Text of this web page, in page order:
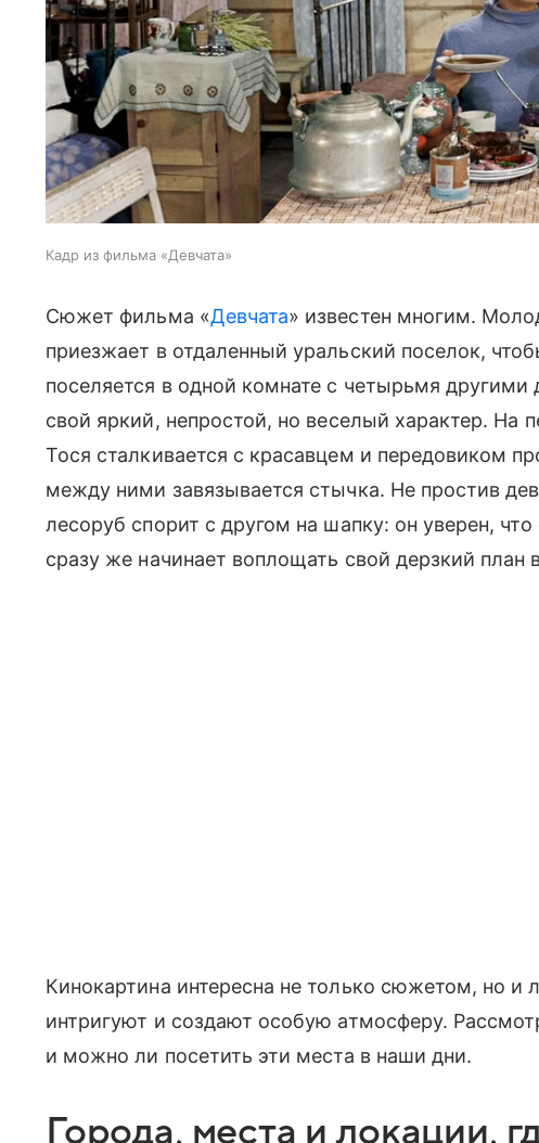
Кадр из фильма «Девчата»
Сюжет фильма «Девчата» известен многим.
приезжает в отдаленный уральский поселок,
поселяется в одной комнате с четырьмя
свой яркий, непростой, но веселый характер. На
Тося сталкивается с красавцем и передовиком
между ними завязывается стычка. Не простив
лесоруб спорит с другом на шапку: он уверен,
сразу же начинает воплощать свой дерзкий план
Кинокартина интересна не только сюжетом, но и
интригуют и создают особую атмосферу.
и можно ли посетить эти места в наши дни.
Города, места и локации,